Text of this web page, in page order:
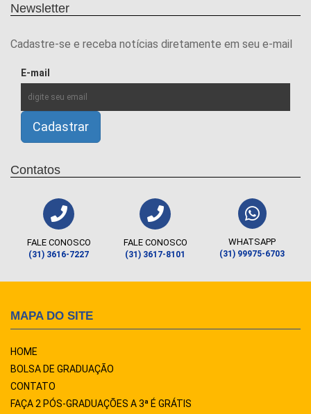
Newsletter
Cadastre-se e receba notícias diretamente em seu e-mail
E-mail
Contatos
FALE CONOSCO
(31) 3616-7227
FALE CONOSCO
(31) 3617-8101
WHATSAPP
(31) 99975-6703
MAPA DO SITE
HOME
BOLSA DE GRADUAÇÃO
CONTATO
FAÇA 2 PÓS-GRADUAÇÕES A 3ª É GRÁTIS